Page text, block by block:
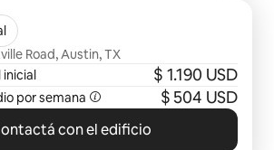
Road, Austin, TX
inicial
$ 1.190 USD
por semana $ 504 USD
con el edificio